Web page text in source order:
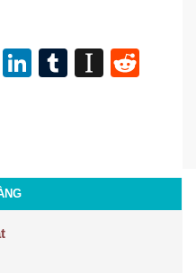
TwitterLinkedIn
Tumblr